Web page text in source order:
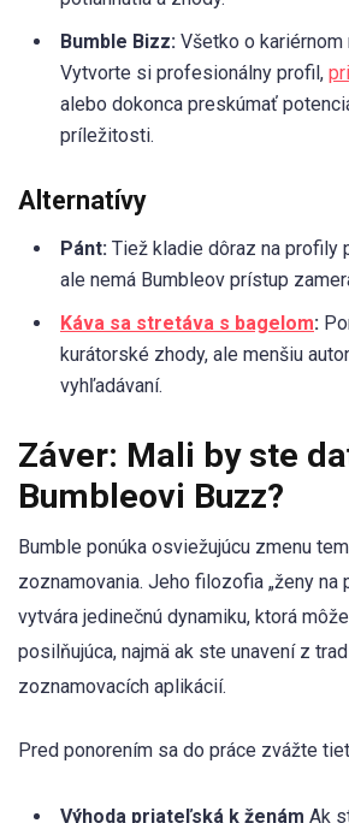
Bumble Bizz: Všetko o kariérnom
Vytvorte si profesionálny profil,
alebo dokonca preskúmať
príležitosti.
Alternatívy
Pánt: Tiež kladie dôraz na profily
ale nemá Bumbleov prístup
Káva sa stretáva s bagelom:
kurátorské zhody, ale menšiu
vyhľadávaní.
Záver: Mali by ste
Bumbleovi Buzz?
Bumble ponúka osviežujúcu zmenu
zoznamovania. Jeho filozofia „ženy na
vytvára jedinečnú dynamiku, ktorá
posilňujúca, najmä ak ste unavení z
zoznamovacích aplikácií.
Pred ponorením sa do práce zvážte
Výhoda priateľská k ženám Ak